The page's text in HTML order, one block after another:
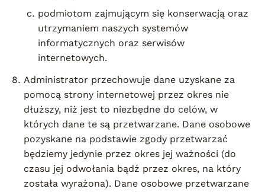
podmiotom zajmującym się konserwacją oraz
utrzymaniem naszych systemów
informatycznych oraz serwisów
internetowych.
Administrator przechowuje dane uzyskane za
pomocą strony internetowej przez okres nie
dłuższy, niż jest to niezbędne do celów, w
których dane te są przetwarzane. Dane osobowe
pozyskane na podstawie zgody przetwarzać
będziemy jedynie przez okres jej ważności (do
czasu jej odwołania bądź przez okres, na który
została wyrażona). Dane osobowe przetwarzane